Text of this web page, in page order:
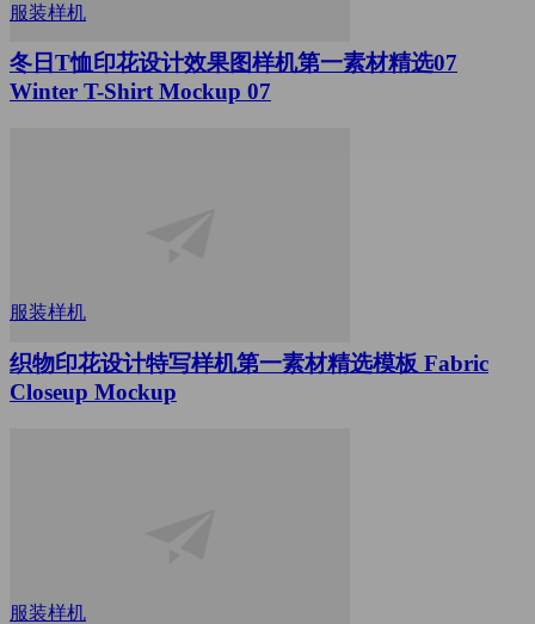
服装样机
冬日T恤印花设计效果图样机第一素材精选07
Winter T-Shirt Mockup 07
服装样机
织物印花设计特写样机第一素材精选模板 Fabric
Closeup Mockup
服装样机